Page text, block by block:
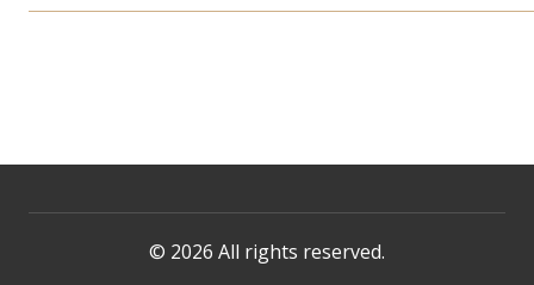
© 2026 All rights reserved.